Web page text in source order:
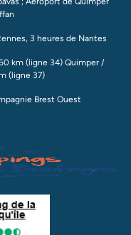
3 heures de Nantes
km (ligne 34) Quimper /
(ligne 37)
Brest Ouest